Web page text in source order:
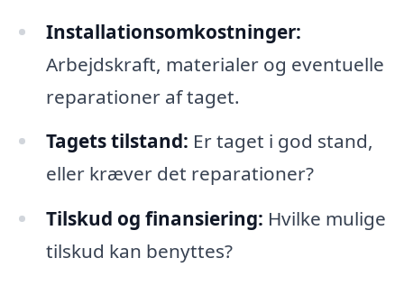
Installationsomkostninger:
Arbejdskraft, materialer og eventuelle
reparationer af taget.
Tagets tilstand: Er taget i god stand,
eller kræver det reparationer?
Tilskud og finansiering: Hvilke mulige
tilskud kan benyttes?